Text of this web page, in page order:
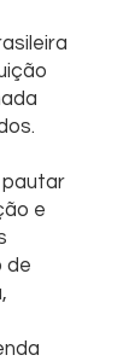
pautar
e
de